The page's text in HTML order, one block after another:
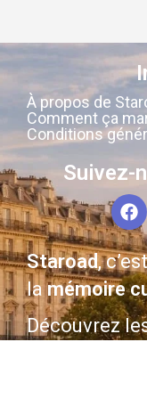
À propos de
Comment ça
Conditions
Suivez-
Staroad,
lamémoire
Découvrez